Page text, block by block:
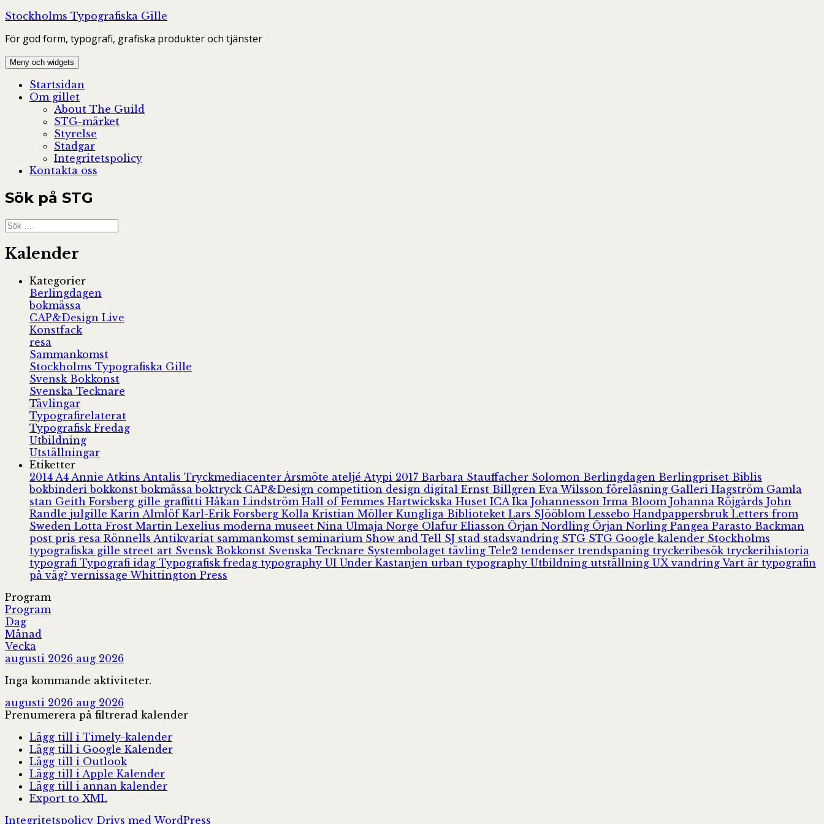
Hoppa
innehåll
Stockholms Typografiska Gille
För god form, typografi, grafiska produkter och tjänster
Meny och widgets
Startsidan
Om gillet
About The Guild
STG-märket
Styrelse
Stadgar
Integritetspolicy
Kontakta oss
Sök på STG
Sök
efter:
Kalender
Kategorier
Berlingdagen
bokmässa
CAP&Design Live
Konstfack
resa
Sammankomst
Stockholms Typografiska Gille
Svensk Bokkonst
Svenska Tecknare
Tävlingar
Typografirelaterat
Typografisk Fredag
Utbildning
Utställningar
Etiketter
2014 A4 Annie Atkins Antalis Tryckmediacenter Årsmöte ateljé Atypi 2017 Barbara Stauffacher Solomon Berlingdagen Berlingpriset Biblis
bokbinderibokkonstbokmässaboktryck CAP&Design competition design digital Ernst Billgren Eva Wilsson föreläsning Galleri Hagström Gamla
stan Geith Forsberg gille graffitti Håkan Lindström Hall of Femmes Hartwickska Huset ICA Ika Johannesson Irma Bloom Johanna Röjgårds John
Randle julgille Karin Almlöf Karl-Erik Forsberg Kolla Kristian Möller Kungliga Biblioteket Lars SJööblom Lessebo Handpappersbruk Letters from
Sweden Lotta Frost Martin Lexelius moderna museet Nina Ulmaja Norge Olafur Eliasson Örjan Nordling Örjan Norling Pangea Parasto Backman
post pris resa Rönnells Antikvariat sammankomst seminarium Show and Tell SJ stad stadsvandring STG STG Google kalender Stockholms
typografiska gille street art Svensk Bokkonst Svenska Tecknare Systembolaget tävling Tele2 tendenser trendspaning tryckeribesök tryckerihistoria
typografi Typografi idag Typografisk fredag typography UI Under Kastanjen urban typography Utbildning utställning UXvandring Vart är typografin
på väg?vernissage Whittington Press
Program
Program
Dag
Månad
Vecka
augusti 2026 aug 2026
Inga kommande aktiviteter.
augusti 2026 aug 2026
Prenumerera på filtrerad kalender
Lägg till i Timely-kalender
Lägg till i Google Kalender
Lägg till i Outlook
Lägg till i Apple Kalender
Lägg till i annan kalender
Export to XML
Integritetspolicy Drivs med WordPress